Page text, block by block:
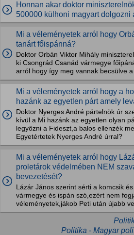
Honnan akar doktor
500000 külhoni magyart dolgozni
Mi a véleményetek arról hogy
tanárt főispánná?
Doktor Orbán Viktor Mihály
ki Csongrád Csanád vármegye
arról hogy így meg vannak becsülve
Mi a véleményetek arról hogy a
hazánk az egyetlen párt amely
Doktor Nyerges André pártelnök úr
kívül a Mi hazánk az egyetlen olyan
legyőzni a Fideszt,a balos ellenzék
Egyetértetek Nyerges André úrral?
Mi a véleményetek arról hogy
proletárok védelmében NEM
bevezetését?
Lázár János szerint sérti a komcsik
vármegye és ispán szó,ezért nem
véleményetek,jákob Peti után újabb
Politika - Magyar